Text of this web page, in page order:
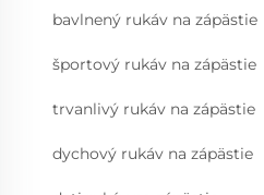
bavlnený rukáv na zápästie
športový rukáv na zápästie
trvanlivý rukáv na zápästie
dychový rukáv na zápästie